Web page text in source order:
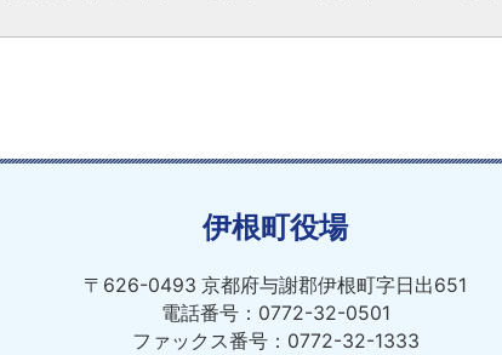
伊根町役場
〒626-0493 京都府与謝郡伊根町字日出651
電話番号：0772-32-0501
ファックス番号：0772-32-1333